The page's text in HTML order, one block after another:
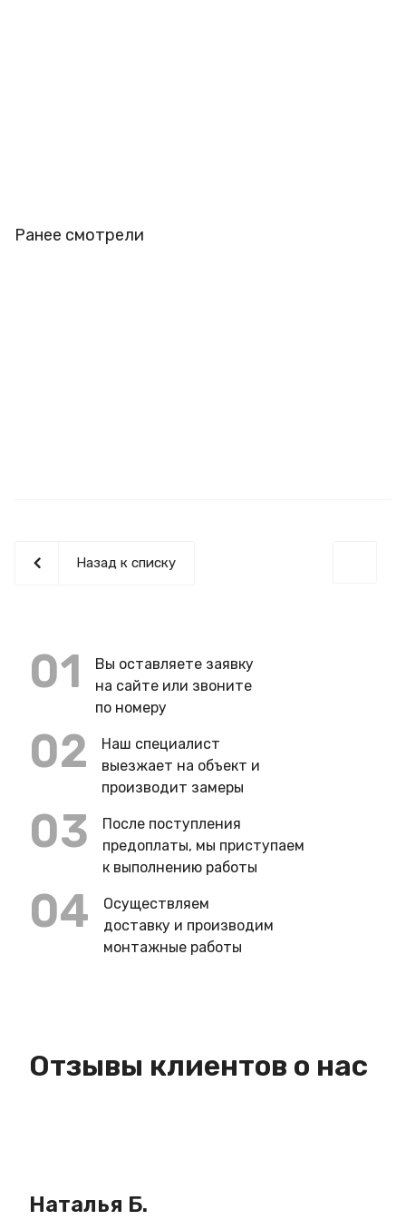
Ранее смотрели
Назад к списку
01
Вы оставляете заявку
на сайте или звоните
по номеру
02
Наш специалист
выезжает на объект и
производит замеры
03
После поступления
предоплаты, мы приступаем
к выполнению работы
04
Осуществляем
доставку и производим
монтажные работы
Отзывы клиентов о нас
Наталья Б.